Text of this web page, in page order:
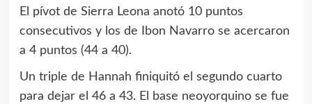
El pívot de Sierra Leona anotó 10 puntos
consecutivos y los de Ibon Navarro se acercaron
a 4 puntos (44 a 40).
Un triple de Hannah finiquitó el segundo cuarto
para dejar el 46 a 43. El base neoyorquino se fue